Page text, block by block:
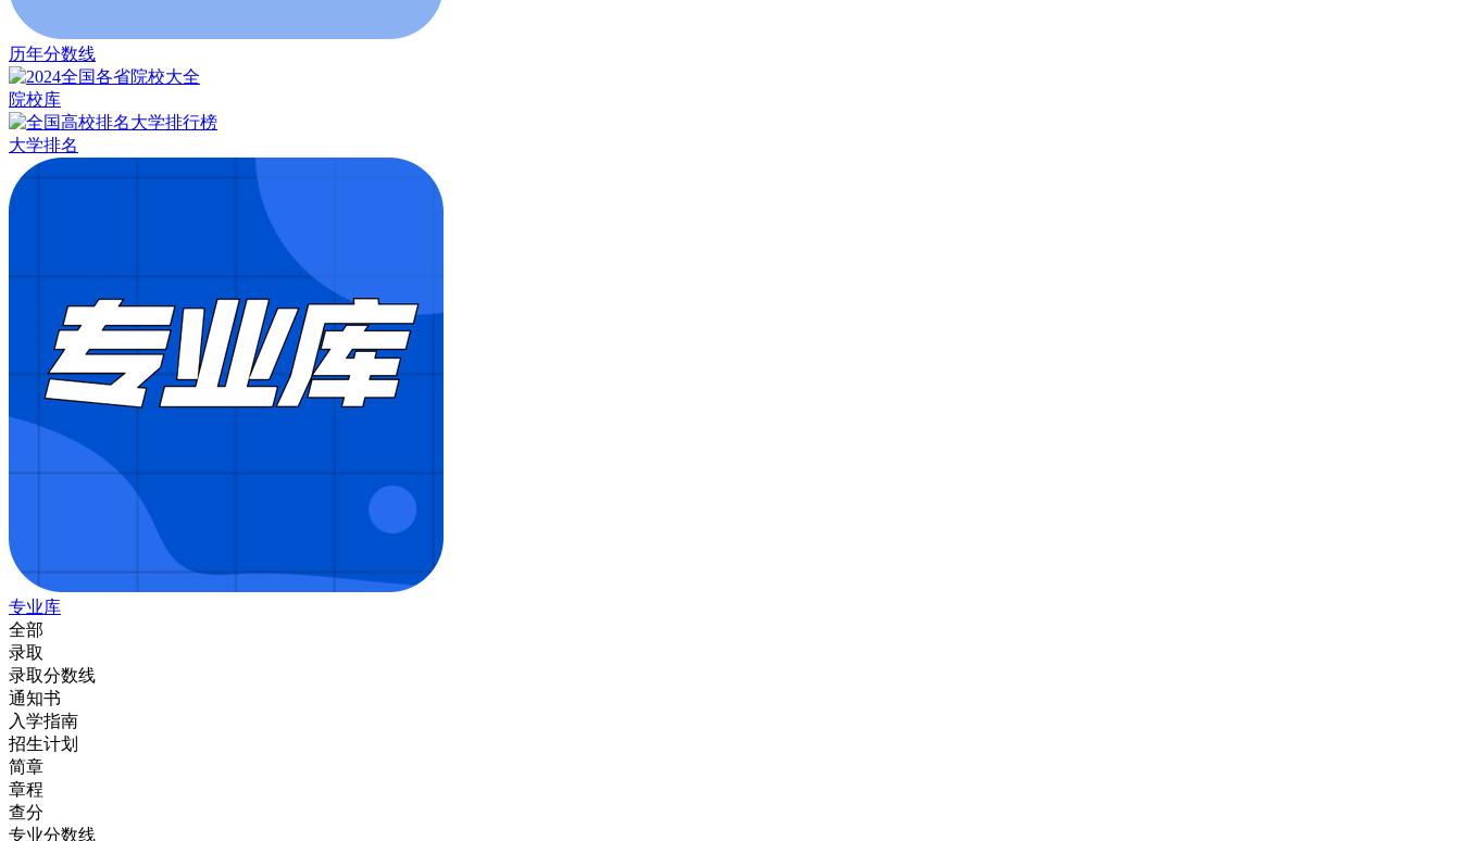
历年分数线
院校库
大学排名
专业库
全部
录取
录取分数线
通知书
入学指南
招生计划
简章
章程
查分
专业分数线